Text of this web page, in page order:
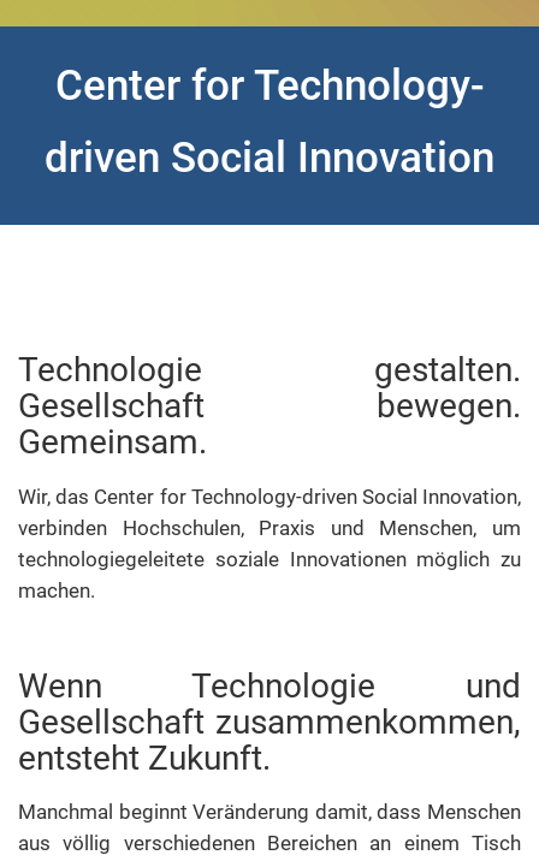
Center for Technology-
driven Social Innovation
Technologie gestalten.
Gesellschaft bewegen.
Gemeinsam.
Wir, das Center for Technology-driven Social Innovation,
verbinden Hochschulen, Praxis und Menschen, um
technologiegeleitete soziale Innovationen möglich zu
machen.
Wenn Technologie und
Gesellschaft zusammenkommen,
entsteht Zukunft.
Manchmal beginnt Veränderung damit, dass Menschen
aus völlig verschiedenen Bereichen an einem Tisch